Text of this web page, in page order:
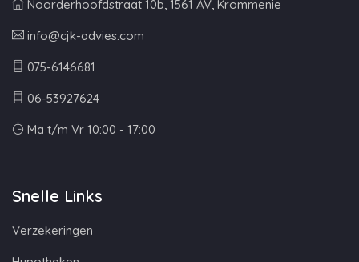
Noorderhoofdstraat 10b, 1561 AV, Krommenie
info@cjk-advies.com
075-6146681
06-53927624
Ma t/m Vr 10:00 - 17:00
Snelle Links
Verzekeringen